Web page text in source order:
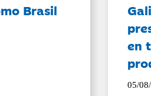
Brasil
en
05/